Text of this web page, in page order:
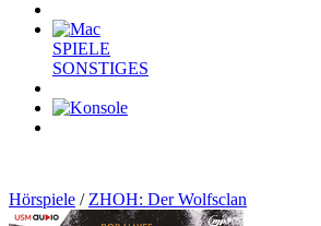
SPIELE
SONSTIGES
Hörspiele / ZHOH: Der Wolfsclan